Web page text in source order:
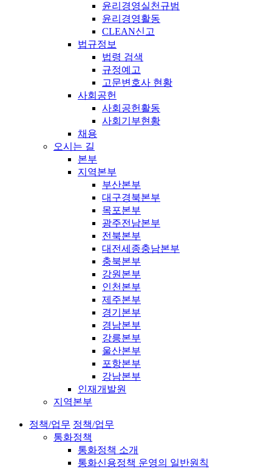
윤리경영실천규범
윤리경영활동
CLEAN신고
법규정보
법령 검색
규정예고
고문변호사 현황
사회공헌
사회공헌활동
사회기부현황
채용
오시는 길
본부
지역본부
부산본부
대구경북본부
목포본부
광주전남본부
전북본부
대전세종충남본부
충북본부
강원본부
인천본부
제주본부
경기본부
경남본부
강릉본부
울산본부
포항본부
강남본부
인재개발원
지역본부
정책/업무 정책/업무
통화정책
통화정책 소개
통화신용정책 운영의 일반원칙